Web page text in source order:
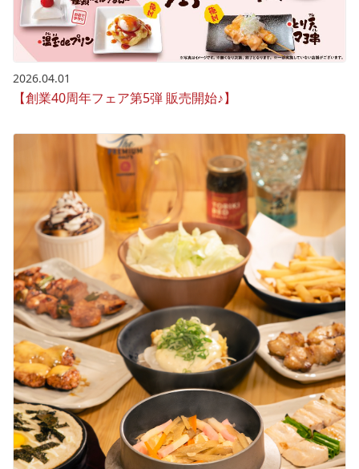
2026.04.01
【創業40周年フェア第5弾 販売開始♪】